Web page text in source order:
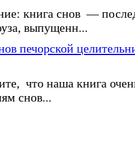
книга снов —
выпущенн...
печорской
что наша книга
снов...